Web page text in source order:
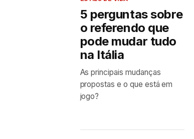
5 perguntas sobre
o referendo que
pode mudar tudo
na Itália
As principais mudanças
propostas e o que está em
jogo?